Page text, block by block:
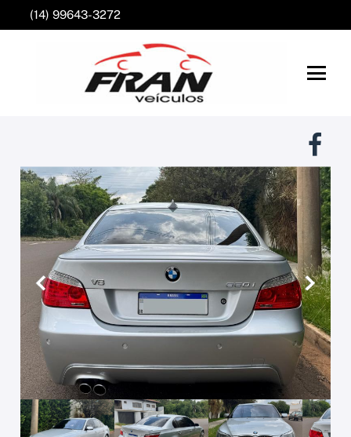
(14) 99643-3272
Anterior Próximo